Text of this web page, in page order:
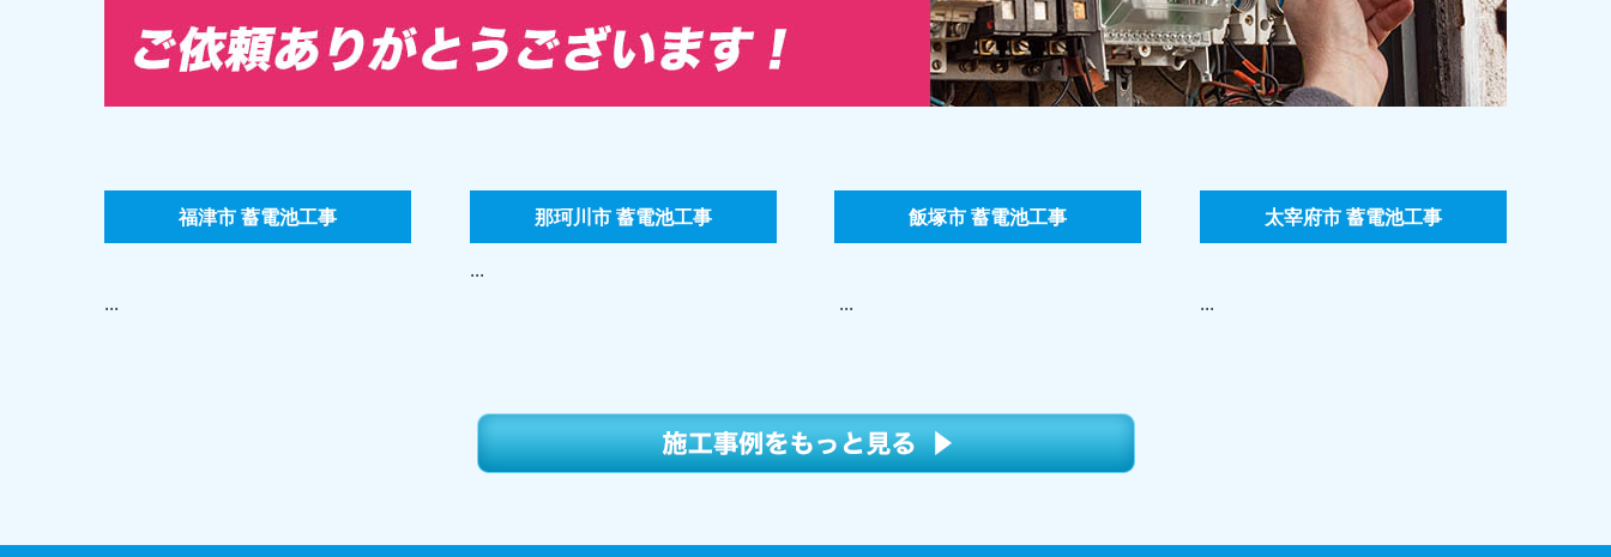
福津市 蓄電池工事
...
那珂川市 蓄電池工事
...
飯塚市 蓄電池工事
...
太宰府市 蓄電池工事
...